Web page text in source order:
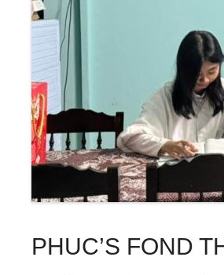
PHUC’S FOND